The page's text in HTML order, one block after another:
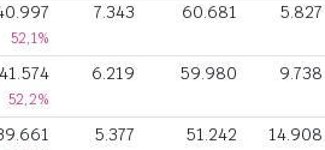
52,1%
7.343 60.681 5.827
41.574
52,2%
6.219 59.980 9.738
5.377 51.242 14.908